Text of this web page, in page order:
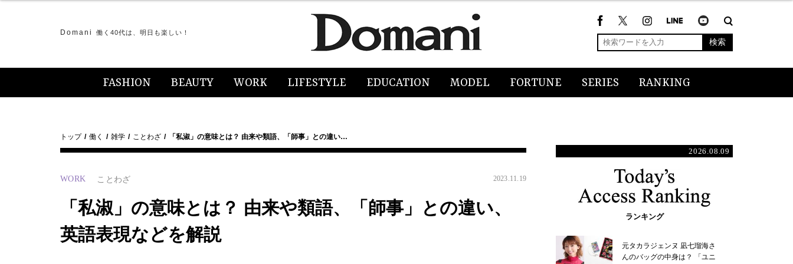
Domani 働く40代は、明日も楽しい！
検索
FASHION BEAUTY WORK LIFESTYLE EDUCATION MODEL FORTUNE SERIES RANKING
トップ 働く 雑学 ことわざ 「私淑」の意味とは？ 由来や類語、「師事」との違い…
WORK ことわざ 2023.11.19
「私淑」の意味とは？ 由来や類語、「師事」との違い、
英語表現などを解説
2026.08.09
ランキング
元タカラジェンヌ 凪七瑠海さ
んのバッグの中身は？ 「ユニ